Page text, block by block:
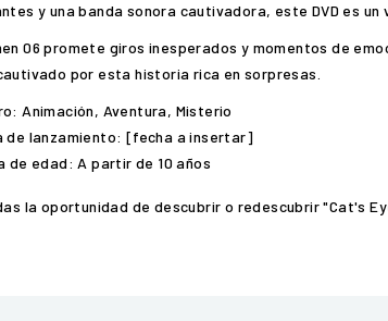
y una banda sonora cautivadora, este DVD es
06 promete giros inesperados y momentos de
por esta historia rica en sorpresas.
Animación, Aventura, Misterio
de lanzamiento: [fecha a insertar]
de edad: A partir de 10 años
la oportunidad de descubrir o redescubrir "Cat's